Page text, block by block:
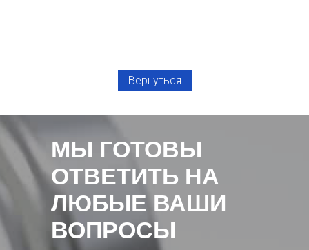
Вернуться
МЫ ГОТОВЫ
ОТВЕТИТЬ НА
ЛЮБЫЕ ВАШИ
ВОПРОСЫ